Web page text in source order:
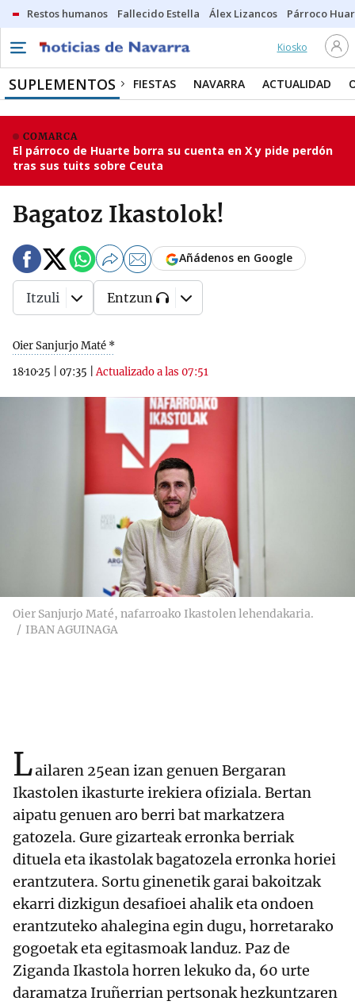
Restos humanos Fallecido Estella Álex Lizancos Párroco
Kiosko
SUPLEMENTOS FIESTAS NAVARRA ACTUALIDAD
COMARCA
El párroco de Huarte borra su cuenta en X y pide perdón
tras sus tuits sobre Ceuta
Bagatoz Ikastolok!
Oier Sanjurjo Maté *
18·10·25
07:35 |Actualizado a las 07:51
Añádenos en Google
Itzuli Entzun
Oier Sanjurjo Maté, nafarroako Ikastolen lehendakaria.
IBAN AGUINAGA
Lailaren 25ean izan genuen Bergaran
Ikastolen ikasturte irekiera ofiziala. Bertan
aipatu genuen aro berri bat markatzera
gatozela. Gure gizarteak erronka berriak
dituela eta ikastolak bagatozela erronka horiei
erantzutera. Sortu ginenetik garai bakoitzak
ekarri dizkigun desafioei ahalik eta ondoen
erantzuteko ahalegina egin dugu, horretarako
gogoetak eta egitasmoak landuz. Paz de
Ziganda Ikastola horren lekuko da, 60 urte
daramatza Iruñerrian pertsonak hezkuntzaren